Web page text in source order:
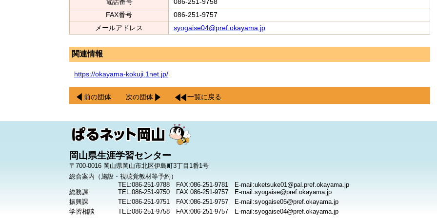
FAX番号
086-251-9757
メールアドレス
syogaise04@pref.okayama.jp
関連情報
https://okayama-kokuji.1net.jp/
前の団体 次の団体 一覧に戻る
岡山県生涯学習センター
〒700-0016 岡山県岡山市北区伊島町3丁目1番1号
総合案内（施設・視聴覚教材等予約）
TEL:086-251-9788 FAX:086-251-9781 E-mail:uketsuke01@pal.pref.okayama.jp
総務課
TEL:086-251-9750 FAX:086-251-9757 E-mail:syogaise@pref.okayama.jp
振興課
TEL:086-251-9751 FAX:086-251-9757 E-mail:syogaise05@pref.okayama.jp
学習相談
TEL:086-251-9758 FAX:086-251-9757 E-mail:syogaise04@pref.okayama.jp